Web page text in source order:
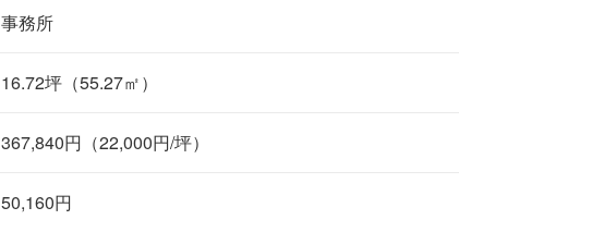
事務所
16.72坪（55.27㎡）
367,840円（22,000円/坪）
50,160円